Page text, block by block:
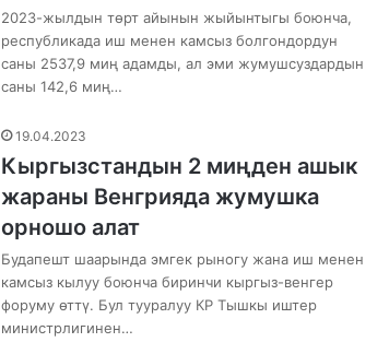
2023-жылдын төрт айынын жыйынтыгы боюнча,
республикада иш менен камсыз болгондордун
саны 2537,9 миң адамды, ал эми жумушсуздардын
саны 142,6 миң…
19.04.2023
Кыргызстандын 2 миңден ашык
жараны Венгрияда жумушка
орношо алат
Будапешт шаарында эмгек рыногу жана иш менен
камсыз кылуу боюнча биринчи кыргыз-венгер
форуму өттү. Бул тууралуу КР Тышкы иштер
министрлигинен…